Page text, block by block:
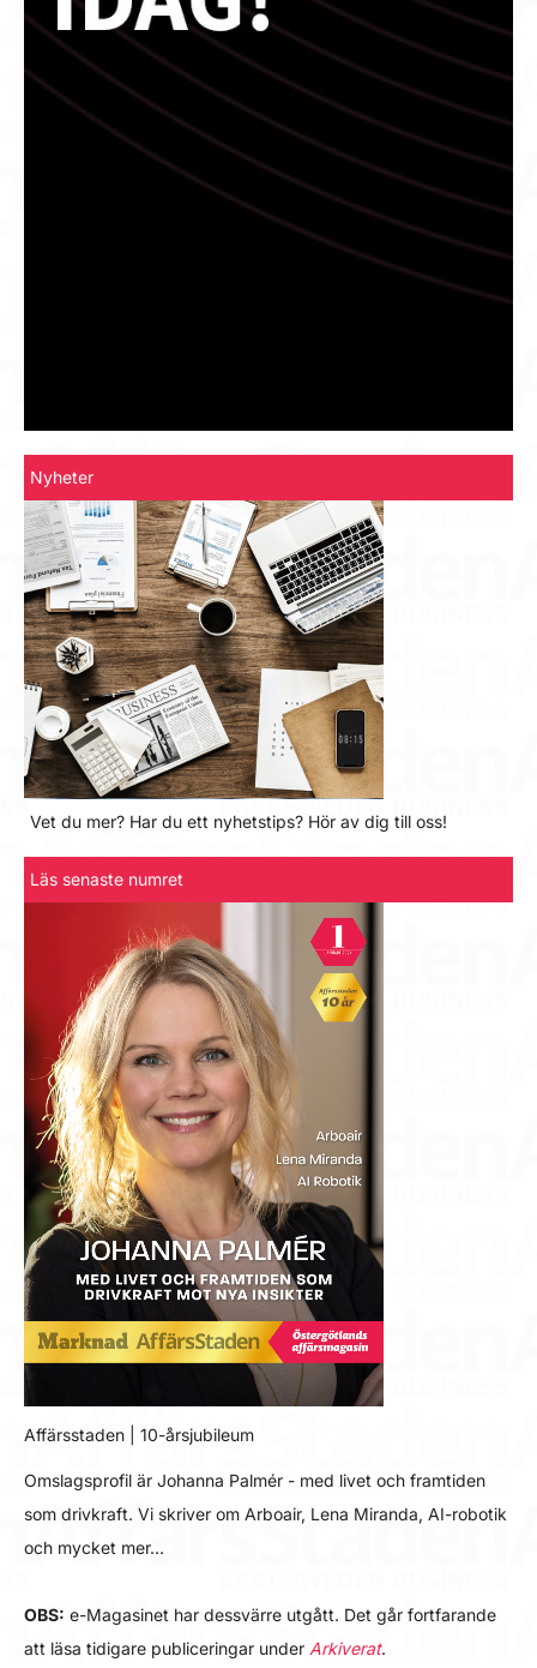
Nyheter
Vet du mer? Har du ett nyhetstips? Hör av dig till oss!
Läs senaste numret
Affärsstaden | 10-årsjubileum
Omslagsprofil är Johanna Palmér - med livet och framtiden
som drivkraft. Vi skriver om Arboair, Lena Miranda, AI-robotik
och mycket mer…
OBS: e-Magasinet har dessvärre utgått. Det går fortfarande
att läsa tidigare publiceringar under Arkiverat.